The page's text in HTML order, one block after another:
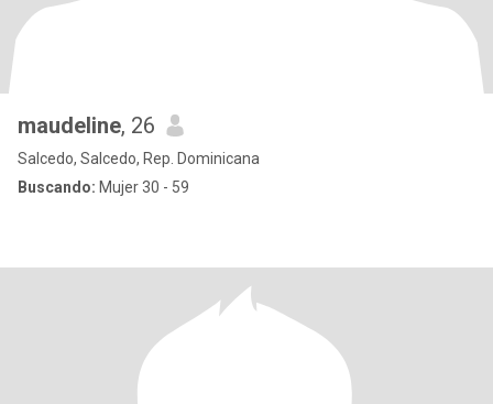
maudeline, 26
Salcedo, Salcedo, Rep. Dominicana
Buscando: Mujer 30 - 59